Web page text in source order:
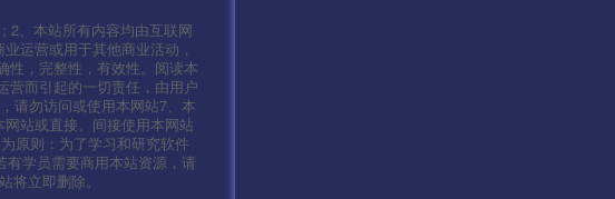
2、本站所有内容均由互联网
运营或用于其他商业活动，
性，完整性，有效性。阅读本
营而引起的一切责任，由用户
请勿访问或使用本网站7、本
站或直接、间接使用本网站
原则：为了学习和研究软件
学员需要商用本站资源，请
立即删除。